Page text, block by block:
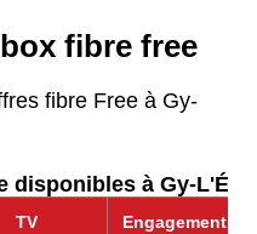
fibre free
fibre Free à Gy-
disponibles à Gy-
TV Engagement